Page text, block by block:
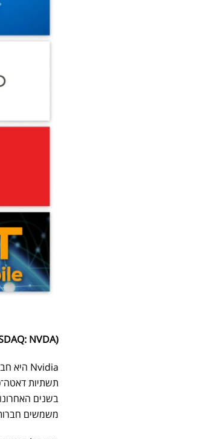
(NASDAQ: NVDA) NVIDIA CORP
תשתיות
משמשים